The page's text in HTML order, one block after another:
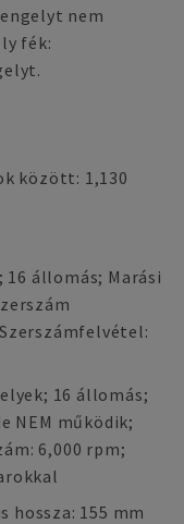
nem
fék:
között: 1,130
16 állomás; Marási
16 állomás;
NEM működik;
6,000 rpm;
hossza: 155 mm